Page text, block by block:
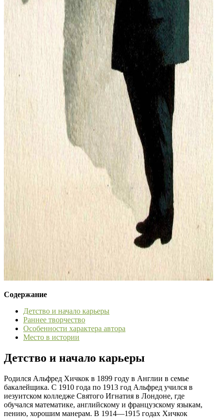
Содержание
Детство и начало карьеры
Раннее творчество
Особенности характера автора
Место в истории
Детство и начало карьеры
Родился Альфред Хичкок в 1899 году в Англии в семье
бакалейщика. С 1910 года по 1913 год Альфред учился в
иезуитском колледже Святого Игнатия в Лондоне, где
обучался математике, английскому и французскому языкам,
пению, хорошим манерам. В 1914—1915 годах Хичкок